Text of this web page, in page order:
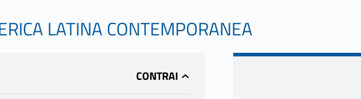
LATINA CONTEMPORANEA